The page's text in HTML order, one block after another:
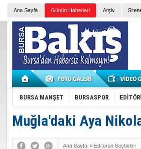
Ana Sayfa Günün Haberleri Arşiv
BURSA MANŞET BURSASPOR
Muğla'daki Aya
Ana Sayfa » Editörün Seçtikleri